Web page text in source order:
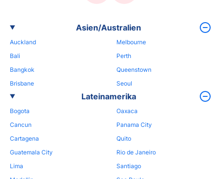
Asien/Australien
Auckland
Bali
Bangkok
Brisbane
Melbourne
Perth
Queenstown
Seoul
Lateinamerika
Bogota
Cancun
Cartagena
Guatemala City
Lima
Oaxaca
Panama City
Quito
Rio de Janeiro
Santiago